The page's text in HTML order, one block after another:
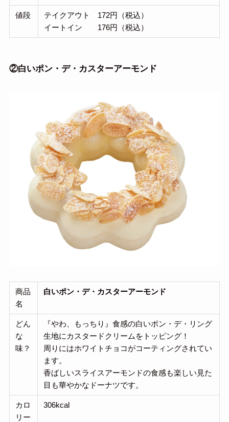
値段
テイクアウト 172円（税込）
イートイン 176円（税込）
②白いポン・デ・カスターアーモンド
商品
名
白いポン・デ・カスターアーモンド
どん
な
味？
『やわ、もっちり』食感の白いポン・デ・リング
生地にカスタードクリームをトッピング！
周りにはホワイトチョコがコーティングされてい
ます。
香ばしいスライスアーモンドの食感も楽しい見た
目も華やかなドーナツです。
カロ
リー
306kcal